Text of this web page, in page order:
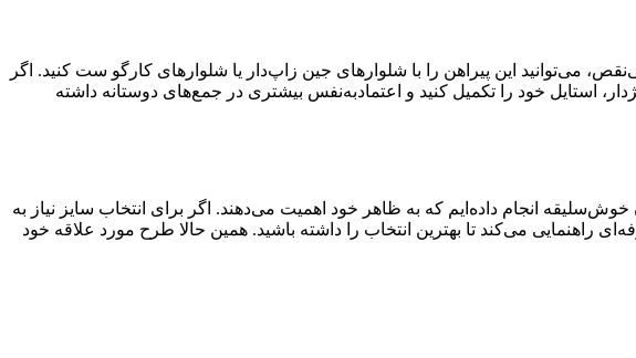
می‌توانید این پیراهن را با شلوارهای جین زاپ‌دار یا شلوارهای کارگو ست کنید. اگر
استایل خود را تکمیل کنید و اعتمادبه‌نفس بیشتری در جمع‌های دوستانه داشته
خوش‌سلیقه انجام داده‌ایم که به ظاهر خود اهمیت می‌دهند. اگر برای انتخاب سایز نیاز به
راهنمایی می‌کند تا بهترین انتخاب را داشته باشید. همین حالا طرح مورد علاقه خود